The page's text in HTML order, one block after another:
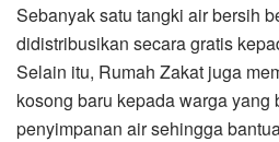
Sebanyak satu tangki air bersih
didistribusikan secara gratis
Selain itu, Rumah Zakat juga
kosong baru kepada warga
penyimpanan air sehingga